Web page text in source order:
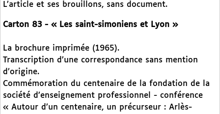
L’article et ses brouillons, sans document.
Carton 83 - « Les saint-simoniens et Lyon »
La brochure imprimée (1965).
Transcription d’une correspondance sans mention
d’origine.
Commémoration du centenaire de la fondation de la
société d’enseignement professionnel - conférence
« Autour d’un centenaire, un précurseur : Arlès-